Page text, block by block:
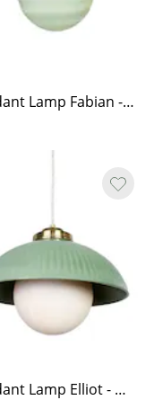
Pendant Lamp Fabian - Green
Pendant Lamp Elliot - Green